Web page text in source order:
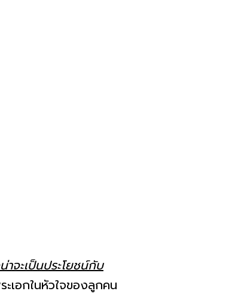
จะเป็นประโยชน์กับ
อกในหัวใจของลูกคน